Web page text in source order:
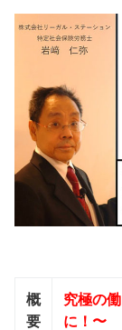
概
要
究極の
に！〜